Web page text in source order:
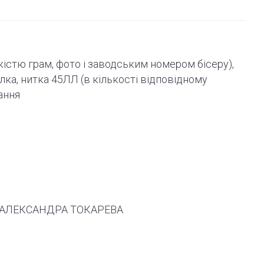
грам, фото і заводським номером бісеру),
нитка 45ЛЛ (в кількості відповідному
АЛЕКСАНДРА ТОКАРЕВА